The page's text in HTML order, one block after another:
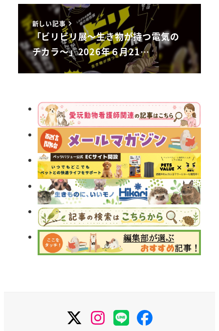
新しい記事
「ビリビリ展～生き物が持つ電気の
チカラ～」2026年６月21…
Instagram
LINE Facebook